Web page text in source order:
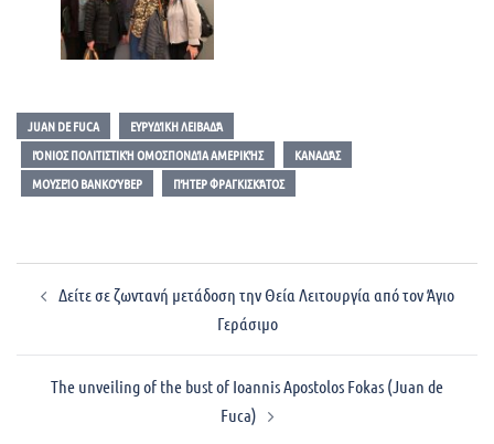
JUAN DE FUCA
ΕΥΡΥΔΊΚΗ ΛΕΙΒΑΔΆ
ΙΌΝΙΟΣ ΠΟΛΙΤΙΣΤΙΚΉ ΟΜΟΣΠΟΝΔΊΑ ΑΜΕΡΙΚΉΣ
ΚΑΝΑΔΆΣ
ΜΟΥΣΕΊΟ ΒΑΝΚΟΎΒΕΡ
ΠΉΤΕΡ ΦΡΑΓΚΙΣΚΆΤΟΣ
navigation
Δείτε σε ζωντανή μετάδοση την Θεία Λειτουργία από τον Άγιο
Γεράσιμο
The unveiling of the bust of Ioannis Apostolos Fokas (Juan de
Fuca)